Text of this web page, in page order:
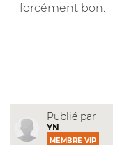
forcément bon.
Publié par
YN
MEMBRE VIP